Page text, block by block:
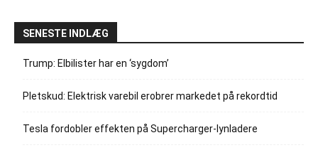
SENESTE INDLÆG
Trump: Elbilister har en ‘sygdom’
Pletskud: Elektrisk varebil erobrer markedet på rekordtid
Tesla fordobler effekten på Supercharger-lynladere